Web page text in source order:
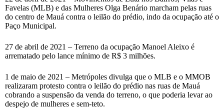
Favelas (MLB) e das Mulheres Olga Benário marcham pelas ruas
do centro de Mauá contra o leilão do prédio, indo da ocupação até o
Paço Municipal.
27 de abril de 2021 – Terreno da ocupação Manoel Aleixo é
arrematado pelo lance mínimo de R$ 3 milhões.
1 de maio de 2021 – Metrópoles divulga que o MLB e o MMOB
realizaram protesto contra o leilão do prédio nas ruas de Mauá
cobrando a suspensão da venda do terreno, o que poderia levar ao
despejo de mulheres e sem-teto.